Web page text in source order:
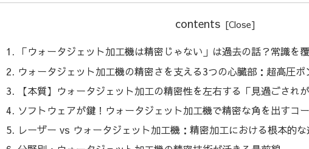
contents
「ウォータジェット加工機は精密じゃない」は過去の話？常識を
ウォータジェット加工機の精密さを支える3つの心臓部：超高圧
【本質】ウォータジェット加工の精密性を左右する「見過ごされ
ソフトウェアが鍵！ウォータジェット加工機で精密な角を出すコ
レーザー vs ウォータジェット加工機：精密加工における根本的